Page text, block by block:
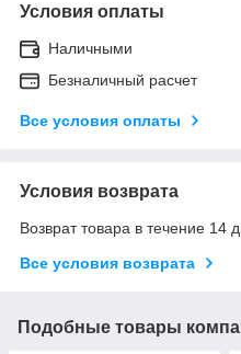
Условия оплаты
Наличными
Безналичный расчет
Все условия оплаты
Условия возврата
Возврат товара в течение 14
Все условия возврата
Подобные товары